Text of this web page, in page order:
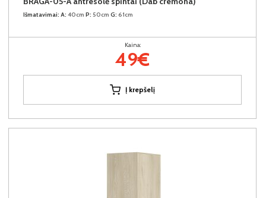
Išmatavimai: A: 40cm P: 50cm G: 61cm
Kaina:
49€
Į krepšelį